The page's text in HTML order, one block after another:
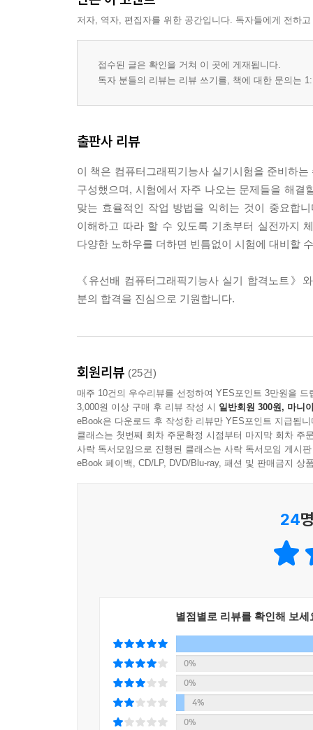
저자, 역자, 편집자를 위한 공간입니다. 독자들에게 전하
접수된 글은 확인을 거쳐 이 곳에 게재됩니다.
독자 분들의 리뷰는 리뷰 쓰기를, 책에 대한 문의는
출판사 리뷰
이 책은 컴퓨터그래픽기능사 실기시험을 준비하
구성했으며, 시험에서 자주 나오는 문제들을 해
맞는 효율적인 작업 방법을 익히는 것이 중요합
이해하고 따라 할 수 있도록 기초부터 실전까지
다양한 노하우를 더하면 빈틈없이 시험에 대비할
《유선배 컴퓨터그래픽기능사 실기 합격노트》
분의 합격을 진심으로 기원합니다.
회원리뷰 (25건)
매주 10건의 우수리뷰를 선정하여 YES포인트 3만원을 드
3,000원 이상 구매 후 리뷰 작성 시 일반회원 300원, 마니
eBook은 다운로드 후 작성한 리뷰만 YES포인트 지급됩니
클래스는 첫번째 회차 주문확정 시점부터 마지막 회차 주
사락 독서모임으로 진행된 클래스는 사락 독서모임 게시
eBook 페이백, CD/LP, DVD/Blu-ray, 패션 및 판매금지 상
24
별점별로 리뷰를 확인해 보세
0%
0%
4%
0%